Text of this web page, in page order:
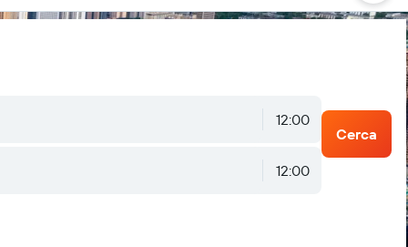
12:00
12:00
Cerca